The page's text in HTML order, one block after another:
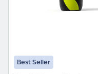
Best Seller